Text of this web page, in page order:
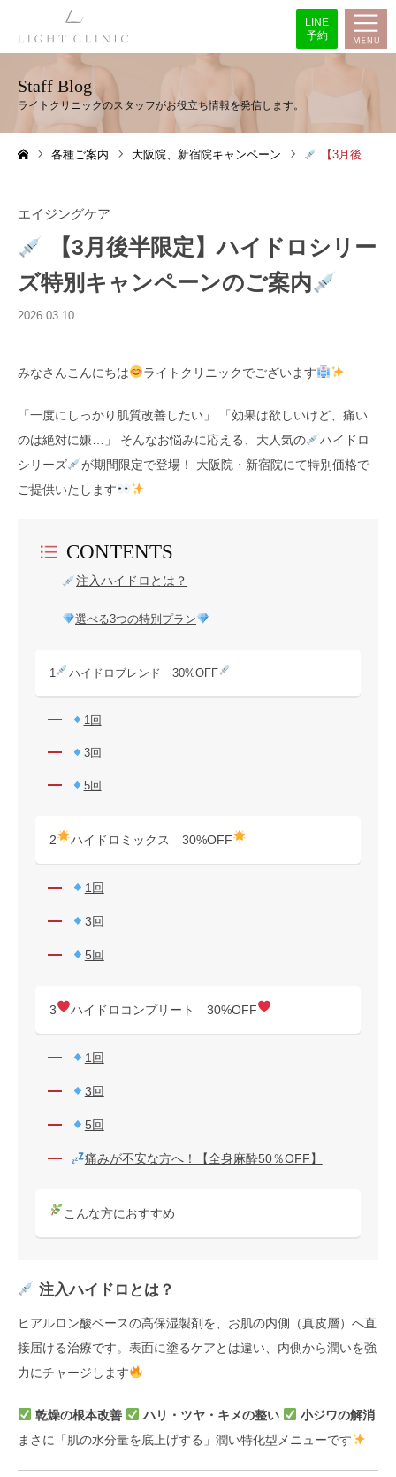
LINE
予約
Staff Blog
各種ご案内 大阪院、新宿院キャンペーン 【3月後半限定】ハイドロシリーズ特別キャンペーンのご案内
エイジングケア
【3月後半限定】ハイドロシリー
ズ特別キャンペーンのご案内
2026.03.10
みなさんこんにちは ライトクリニックでございます
「一度にしっかり肌質改善したい」 「効果は欲しいけど、痛い
のは絶対に嫌…」 そんなお悩みに応える、大人気の
ハイドロ
シリーズ
が期間限定で登場！ 大阪院・新宿院にて特別価格で
ご提供いたします
CONTENTS
注入ハイドロとは？
選べる3つの特別プラン
1 ハイドロブレンド 30%OFF
1回
3回
5回
2 ハイドロミックス 30%OFF
1回
3回
5回
3 ハイドロコンプリート 30%OFF
1回
3回
5回
痛みが不安な方へ！【全身麻酔50％OFF】
こんな方におすすめ
注入ハイドロとは？
ヒアルロン酸ベースの高保湿製剤を、お肌の内側（真皮層）へ直
接届ける治療です。表面に塗るケアとは違い、内側から潤いを強
力にチャージします
乾燥の根本改善 ハリ・ツヤ・キメの整い
小ジワの解消
まさに「肌の水分量を底上げする」潤い特化型メニューです